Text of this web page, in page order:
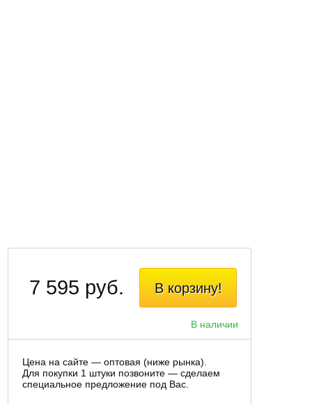
В корзину!
В наличии
7 595 руб.
Цена на сайте — оптовая (ниже рынка).
Для покупки 1 штуки позвоните — сделаем
специальное предложение под Вас.